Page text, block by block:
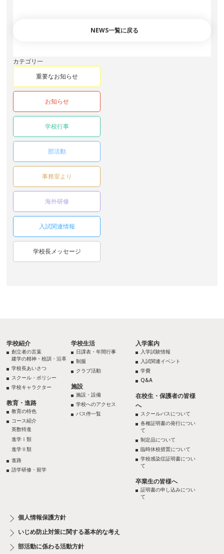
NEWS一覧に戻る
カテゴリ一
重要なお知らせ
お知らせ
学校行事
部活動
事務室より
海外研修
入試関連情報
学校長メッセージ
学校紹介
創立者の言葉
建学の精神・校訓・沿革
学校長あいさつ
スクール・ポリシー
学校キャラクター
教育・進路
教育の特色
コース紹介
英数特進
進学Ⅰ類
進学Ⅱ類
進路
語学研修・留学
学校生活
日課表・年間行事
制服
クラブ活動
施設
施設・設備
学校へのアクセス
バス停一覧
入学案内
入学試験情報
入試関連イベント
学費
Q&A
在校生・保護者の皆様
へ
スクールバスについて
各種証明書の発行につい
て
制定品について
臨時休校措置について
学校感染症証明書につい
て
卒業生の皆様へ
証明書の申し込みについ
て
個人情報保護方針
いじめ防止対策に関する基本的な考え
部活動に係わる活動方針